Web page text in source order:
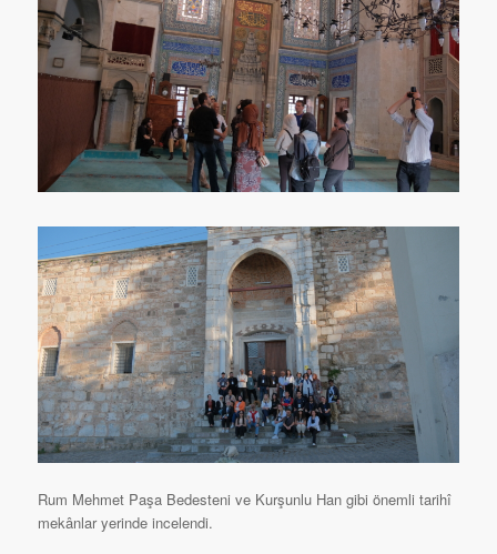
Rum Mehmet Paşa Bedesteni ve Kurşunlu Han gibi önemli tarihî
mekânlar yerinde incelendi.